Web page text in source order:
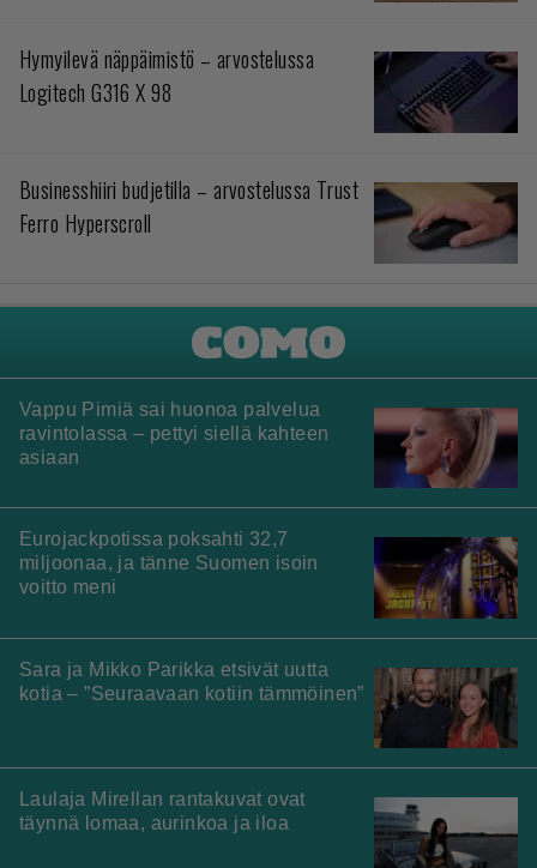
Hymyilevä näppäimistö – arvostelussa
Logitech G316 X 98
Businesshiiri budjetilla – arvostelussa Trust
Ferro Hyperscroll
Vappu Pimiä sai huonoa palvelua
ravintolassa – pettyi siellä kahteen
asiaan
Eurojackpotissa poksahti 32,7
miljoonaa, ja tänne Suomen isoin
voitto meni
Sara ja Mikko Parikka etsivät uutta
kotia – ”Seuraavaan kotiin tämmöinen”
Laulaja Mirellan rantakuvat ovat
täynnä lomaa, aurinkoa ja iloa